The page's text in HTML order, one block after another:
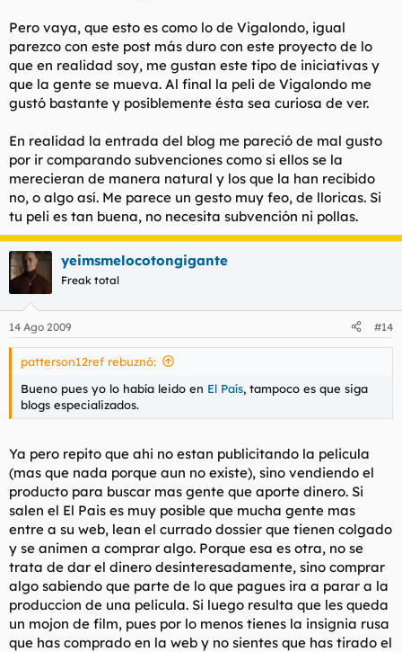
Pero vaya, que esto es como lo de Vigalondo, igual
parezco con este post más duro con este proyecto de lo
que en realidad soy, me gustan este tipo de iniciativas y
que la gente se mueva. Al final la peli de Vigalondo me
gustó bastante y posiblemente ésta sea curiosa de ver.
En realidad la entrada del blog me pareció de mal gusto
por ir comparando subvenciones como si ellos se la
merecieran de manera natural y los que la han recibido
no, o algo así. Me parece un gesto muy feo, de lloricas. Si
tu peli es tan buena, no necesita subvención ni pollas.
yeimsmelocotongigante
Freak total
14 Ago 2009 #14
patterson12ref rebuznó:
Bueno pues yo lo había leido en El País, tampoco es que siga
blogs especializados.
Ya pero repito que ahi no estan publicitando la pelicula
(mas que nada porque aun no existe), sino vendiendo el
producto para buscar mas gente que aporte dinero. Si
salen el El Pais es muy posible que mucha gente mas
entre a su web, lean el currado dossier que tienen colgado
y se animen a comprar algo. Porque esa es otra, no se
trata de dar el dinero desinteresadamente, sino comprar
algo sabiendo que parte de lo que pagues ira a parar a la
produccion de una pelicula. Si luego resulta que les queda
un mojon de film, pues por lo menos tienes la insignia rusa
que has comprado en la web y no sientes que has tirado el